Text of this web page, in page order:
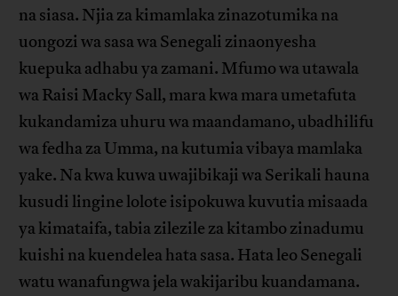
na siasa. Njia za kimamlaka zinazotumika na
uongozi wa sasa wa Senegali zinaonyesha
kuepuka adhabu ya zamani. Mfumo wa utawala
wa Raisi Macky Sall, mara kwa mara umetafuta
kukandamiza uhuru wa maandamano, ubadhilifu
wa fedha za Umma, na kutumia vibaya mamlaka
yake. Na kwa kuwa uwajibikaji wa Serikali hauna
kusudi lingine lolote isipokuwa kuvutia misaada
ya kimataifa, tabia zilezile za kitambo zinadumu
kuishi na kuendelea hata sasa. Hata leo Senegali
watu wanafungwa jela wakijaribu kuandamana.